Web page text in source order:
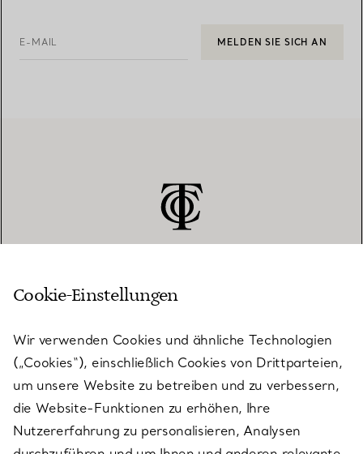
E-MAIL MELDEN SIE SICH AN
KUNDENSERVICE
SERVICES
ÜBER TIFFANY & CO.
Cookie-Einstellungen
Wir verwenden Cookies und ähnliche Technologien
(„Cookies“), einschließlich Cookies von Drittparteien,
um unsere Website zu betreiben und zu verbessern,
die Website-Funktionen zu erhöhen, Ihre
Nutzererfahrung zu personalisieren, Analysen